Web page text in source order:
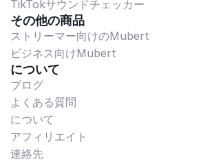
TikTokサウンドチェッカー
その他の商品
ストリーマー向けのMubert
ビジネス向けMubert
について
ブログ
よくある質問
について
アフィリエイト
連絡先